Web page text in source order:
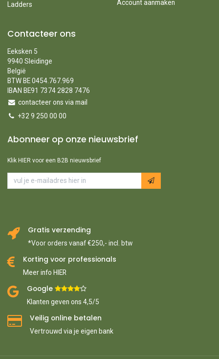
Ladders
Account aanmaken
Contacteer ons
Eeksken 5
9940 Sleidinge
België
BTW BE 0454.767.969
IBAN BE91 7374 2828 7476
contacteer ons via mail
+32 9 250 00 00
Abonneer op onze nieuwsbrief
Klik HIER voor een B2B nieuwsbrief
Gratis verzending
*Voor orders vanaf €250,- incl. btw
Korting voor professionals
Meer info HIER
Google ​
Klanten geven ons 4,5/5
Veilig online betalen
Vertrouwd via je eigen bank